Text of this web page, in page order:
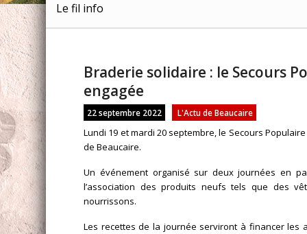
Le fil info
Braderie solidaire : le Secours
engagée
22 septembre 2022 L'Actu de Beaucaire
Lundi 19 et mardi 20 septembre, le Secours
de Beaucaire.
Un événement organisé sur deux journées en
l’association des produits neufs tels que des
nourrissons.
Les recettes de la journée serviront à financer les